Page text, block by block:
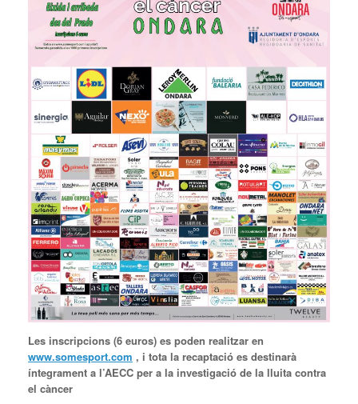
Les inscripcions (6 euros) es poden realitzar en
www.somesport.com , i tota la recaptació es destinarà
íntegrament a l’AECC per a la investigació de la lluita contra
el càncer